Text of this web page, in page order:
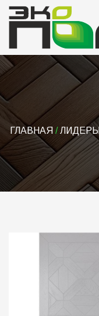
ГЛАВНАЯ /